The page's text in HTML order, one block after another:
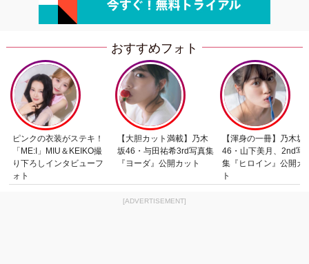
おすすめフォト
ピンクの衣装がステキ！
「ME:I」MIU＆KEIKO撮
り下ろしインタビューフ
ォト
【大胆カット満載】乃木
坂46・与田祐希3rd写真集
『ヨーダ』公開カット
【渾身の一冊】乃木坂
46・山下美月、2nd写
集『ヒロイン』公開カ
ト
[ADVERTISEMENT]